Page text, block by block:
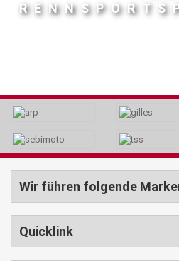
Wir führen folgende
Quicklink